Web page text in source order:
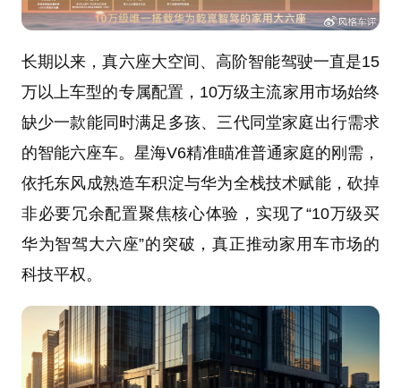
长期以来，真六座大空间、高阶智能驾驶一直是15
万以上车型的专属配置，10万级主流家用市场始终
缺少一款能同时满足多孩、三代同堂家庭出行需求
的智能六座车。星海V6精准瞄准普通家庭的刚需，
依托东风成熟造车积淀与华为全栈技术赋能，砍掉
非必要冗余配置聚焦核心体验，实现了“10万级买
华为智驾大六座”的突破，真正推动家用车市场的
科技平权。